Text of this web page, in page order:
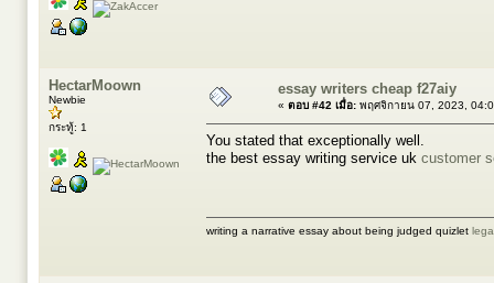
HectarMoown
Newbie
กระทู้: 1
essay writers cheap f27aiy
« ตอบ #42 เมื่อ: พฤศจิกายน 07, 2023,
You stated that exceptionally well.
the best essay writing service uk customer
writing a narrative essay about being judged quizlet